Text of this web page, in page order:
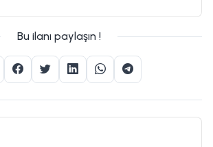
Bu ilanı paylaşın !